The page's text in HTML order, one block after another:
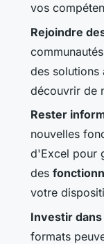
vos
Rejoindre
des solutions
découvrir de
Rester
nouvelles
d'Excel pour
des
votre
Investir
formats